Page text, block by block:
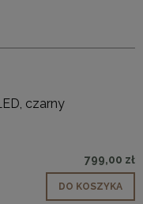
czarny
799,00 zł
DO KOSZYKA